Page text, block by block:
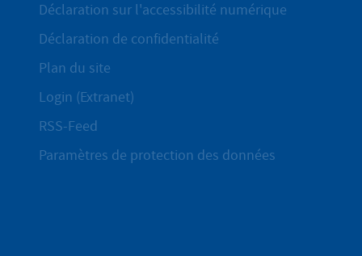
Déclaration sur l'accessibilité numérique
Déclaration de confidentialité
Plan du site
Login (Extranet)
RSS-Feed
Paramètres de protection des données